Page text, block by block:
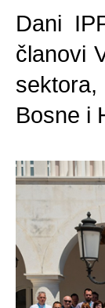
Dani
članovi
Bosne i